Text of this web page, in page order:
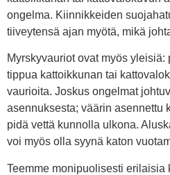
ongelma. Kiinnikkeiden
tiiveytensä ajan myötä, mikä
Myrskyvauriot ovat myös yleisiä:
tippua kattoikkunan tai
vaurioita. Joskus ongelmat
asennuksesta; väärin asennettu
pidä vettä kunnolla ulkona.
voi myös olla syynä katon
Teemme monipuolisesti erilaisia